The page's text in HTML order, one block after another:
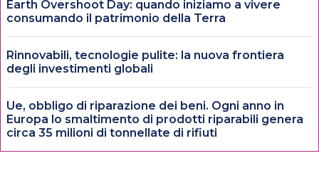
Earth Overshoot Day: quando iniziamo a vivere
consumando il patrimonio della Terra
Rinnovabili, tecnologie pulite: la nuova frontiera
degli investimenti globali
Ue, obbligo di riparazione dei beni. Ogni anno in
Europa lo smaltimento di prodotti riparabili genera
circa 35 milioni di tonnellate di rifiuti